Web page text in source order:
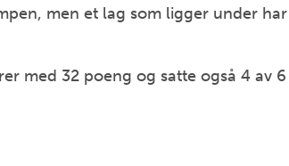
men et lag som ligger under har
med 32 poeng og satte også 4 av 6